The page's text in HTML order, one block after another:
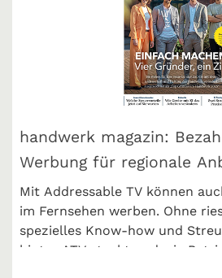
handwerk magazin:
Werbung für regionale
Mit Addressable TV können
im Fernsehen werben. Ohne
spezielles Know-how und
hinter ATV steckt und wie
Bekanntheit in der Region